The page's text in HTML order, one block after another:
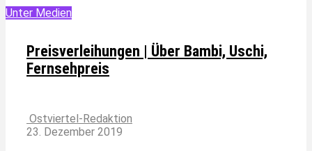
Unter Medien
Preisverleihungen | Über Bambi, Uschi,
Fernsehpreis
Ostviertel-Redaktion
23. Dezember 2019